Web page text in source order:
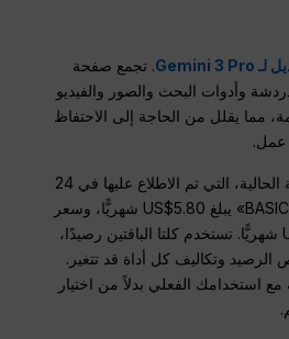
. تجمع صفحة
وأدوات البحث والصور والفيديو
مما يقلل من الحاجة إلى الاحتفاظ
عمل.
تُظهر صفحة الفوترة السنوية الحالية، التي تم الاطلاع عليها في 24
يوليو 2026، أن سعر باقة «BASIC» يبلغ US$5.80 شهريًّا، وسعر
باقة «PRO» يبلغ US$10.80 شهريًّا. تستخدم كلتا الباقتين رصيدًا،
وتكاليف كل أداة قد تتغير.
مع استخدامك الفعلي بدلاً من اختيار